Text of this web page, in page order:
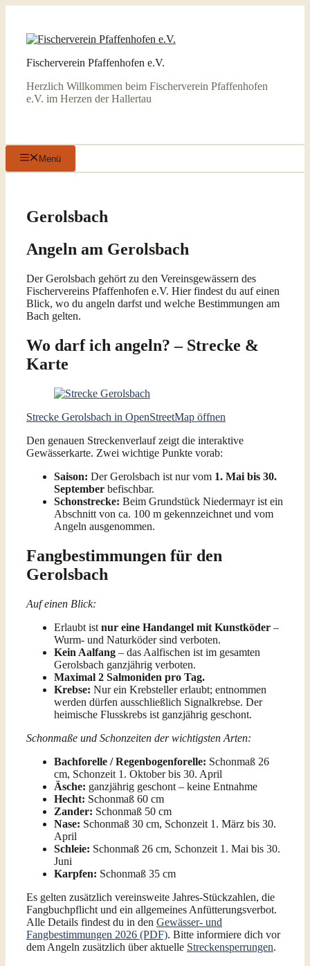
springen
Fischerverein Pfaffenhofen e.V.
Herzlich Willkommen beim Fischerverein Pfaffenhofen
e.V. im Herzen der Hallertau
Menü
Gerolsbach
Angeln am Gerolsbach
Der Gerolsbach gehört zu den Vereinsgewässern des
Fischervereins Pfaffenhofen e.V. Hier findest du auf einen
Blick, wo du angeln darfst und welche Bestimmungen am
Bach gelten.
Wo darf ich angeln? – Strecke &
Karte
Strecke Gerolsbach in OpenStreetMap öffnen
Den genauen Streckenverlauf zeigt die interaktive
Gewässerkarte. Zwei wichtige Punkte vorab:
Saison: Der Gerolsbach ist nur vom 1. Mai bis 30.
September befischbar.
Schonstrecke: Beim Grundstück Niedermayr ist ein
Abschnitt von ca. 100 m gekennzeichnet und vom
Angeln ausgenommen.
Fangbestimmungen für den
Gerolsbach
Auf einen Blick:
Erlaubt ist nur eine Handangel mit Kunstköder –
Wurm- und Naturköder sind verboten.
Kein Aalfang – das Aalfischen ist im gesamten
Gerolsbach ganzjährig verboten.
Maximal 2 Salmoniden pro Tag.
Krebse: Nur ein Krebsteller erlaubt; entnommen
werden dürfen ausschließlich Signalkrebse. Der
heimische Flusskrebs ist ganzjährig geschont.
Schonmaße und Schonzeiten der wichtigsten Arten:
Bachforelle / Regenbogenforelle: Schonmaß 26
cm, Schonzeit 1. Oktober bis 30. April
Äsche: ganzjährig geschont – keine Entnahme
Hecht: Schonmaß 60 cm
Zander: Schonmaß 50 cm
Nase: Schonmaß 30 cm, Schonzeit 1. März bis 30.
April
Schleie: Schonmaß 26 cm, Schonzeit 1. Mai bis 30.
Juni
Karpfen: Schonmaß 35 cm
Es gelten zusätzlich vereinsweite Jahres-Stückzahlen, die
Fangbuchpflicht und ein allgemeines Anfütterungsverbot.
Alle Details findest du in den Gewässer- und
Fangbestimmungen 2026 (PDF). Bitte informiere dich vor
dem Angeln zusätzlich über aktuelle Streckensperrungen.